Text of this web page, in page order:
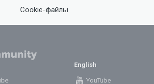
Cookie-файлы
English
YouTube